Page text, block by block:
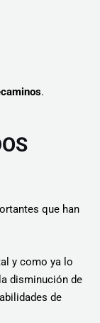
.
que han
y como ya lo
disminución de
de